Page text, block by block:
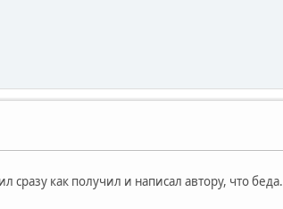
как получил и написал автору, что беда.